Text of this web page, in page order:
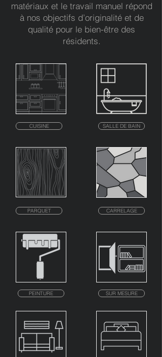
matériaux et le travail manuel répond
à nos objectifs d’originalité et de
qualité pour le bien-être des
résidents.
CUISINE SALLE DE BAIN
PARQUET CARRELAGE
PEINTURE SUR MESURE